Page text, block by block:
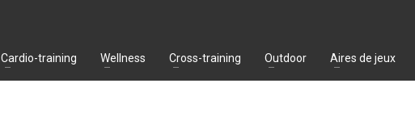
Cardio-training Wellness Cross-training Outdoor Aires de jeux